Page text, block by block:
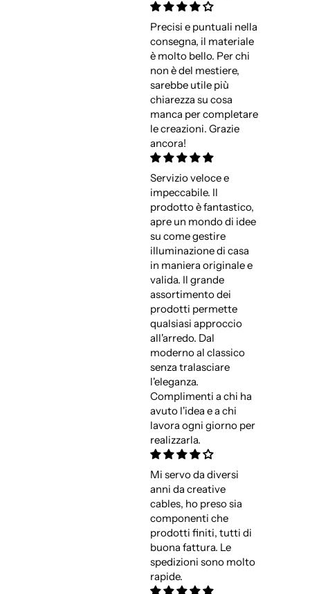
Precisi e puntuali nella
consegna, il materiale
è molto bello. Per chi
non è del mestiere,
sarebbe utile più
chiarezza su cosa
manca per completare
le creazioni. Grazie
ancora!
Servizio veloce e
impeccabile. Il
prodotto è fantastico,
apre un mondo di idee
su come gestire
illuminazione di casa
in maniera originale e
valida. Il grande
assortimento dei
prodotti permette
qualsiasi approccio
all'arredo. Dal
moderno al classico
senza tralasciare
l'eleganza.
Complimenti a chi ha
avuto l'idea e a chi
lavora ogni giorno per
realizzarla.
Mi servo da diversi
anni da creative
cables, ho preso sia
componenti che
prodotti finiti, tutti di
buona fattura. Le
spedizioni sono molto
rapide.